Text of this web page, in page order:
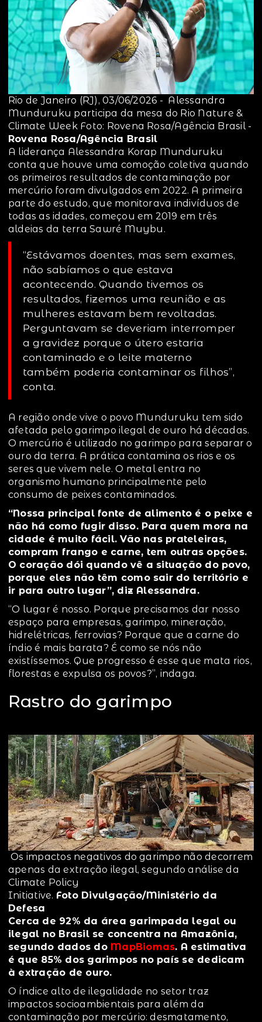
Rio de Janeiro (RJ), 03/06/2026 - Alessandra
Munduruku participa da mesa do Rio Nature &
Climate Week Foto: Rovena Rosa/Agência Brasil -
Rovena Rosa/Agência Brasil
A liderança Alessandra Korap Munduruku
conta que houve uma comoção coletiva quando
os primeiros resultados de contaminação por
mercúrio foram divulgados em 2022. A primeira
parte do estudo, que monitorava indivíduos de
todas as idades, começou em 2019 em três
aldeias da terra Sawré Muybu.
“Estávamos doentes, mas sem exames,
não sabíamos o que estava
acontecendo. Quando tivemos os
resultados, fizemos uma reunião e as
mulheres estavam bem revoltadas.
Perguntavam se deveriam interromper
a gravidez porque o útero estaria
contaminado e o leite materno
também poderia contaminar os filhos”,
conta.
A região onde vive o povo Munduruku tem sido
afetada pelo garimpo ilegal de ouro há décadas.
O mercúrio é utilizado no garimpo para separar o
ouro da terra. A prática contamina os rios e os
seres que vivem nele. O metal entra no
organismo humano principalmente pelo
consumo de peixes contaminados.
“Nossa principal fonte de alimento é o peixe e
não há como fugir disso. Para quem mora na
cidade é muito fácil. Vão nas prateleiras,
compram frango e carne, tem outras opções.
O coração dói quando vê a situação do povo,
porque eles não têm como sair do território e
ir para outro lugar”, diz Alessandra.
“O lugar é nosso. Porque precisamos dar nosso
espaço para empresas, garimpo, mineração,
hidrelétricas, ferrovias? Porque que a carne do
índio é mais barata? É como se nós não
existíssemos. Que progresso é esse que mata rios,
florestas e expulsa os povos?”, indaga.
Rastro do garimpo
Os impactos negativos do garimpo não decorrem
apenas da extração ilegal, segundo análise da
Climate Policy
Initiative. Foto Divulgação/Ministério da
Defesa
Cerca de 92% da área garimpada legal ou
ilegal no Brasil se concentra na Amazônia,
segundo dados do MapBiomas. A estimativa
é que 85% dos garimpos no país se dedicam
à extração de ouro.
O índice alto de ilegalidade no setor traz
impactos socioambientais para além da
contaminação por mercúrio: desmatamento,